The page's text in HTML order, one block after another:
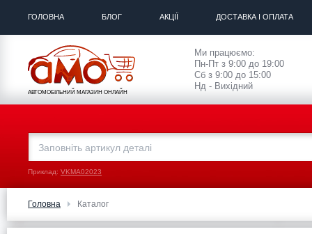
ГОЛОВНА БЛОГ АКЦІЇ ДОСТАВКА І ОПЛАТА
АВТОМОБІЛЬНИЙ МАГАЗИН ОНЛАЙН
Ми працюємо:
Пн-Пт з 9:00 до 19:00
Сб з 9:00 до 15:00
Нд - Вихідний
Приклад: VKMA02023
Головна Каталог